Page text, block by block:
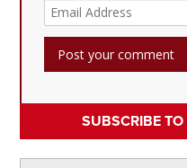
SUBSCRIBE TO